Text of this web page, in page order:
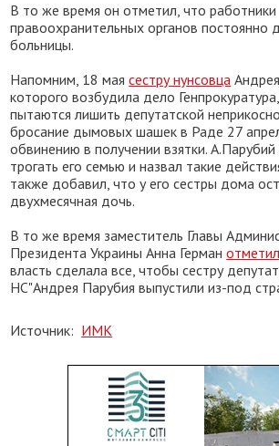
В то же время он отметил, что работники
правоохранительных органов постоянно
больницы.
Напомним, 18 маясестру нунсовца
которого возбудила дело
пытаются лишить депутатской
бросание дымовых шашек в Раде 27
обвинению в получении взятки.
трогать его семью и назвал такие
также добавил, что у его сестры дома
двухмесячная дочь.
В то же время заместитель Главы
Президента Украины Анна Герман
власть сделала все, чтобы сестру
НС"Андрея Парубия выпустили из-под
Источник: ИМК